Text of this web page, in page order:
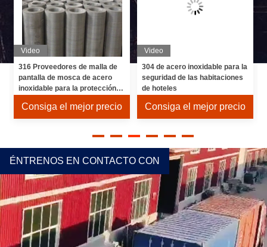
Video
316 Proveedores de malla de
pantalla de mosca de acero
inoxidable para la protección
Consiga el mejor precio
Video
304 de acero inoxidable para la
seguridad de las habitaciones
de hoteles
Consiga el mejor precio
ÉNTRENOS EN CONTACTO CON